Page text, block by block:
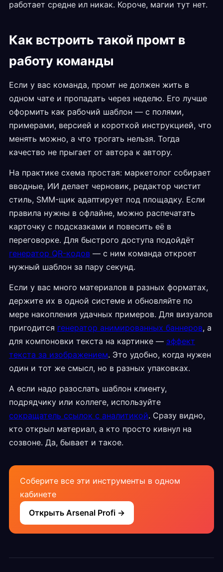
работает средне ил никак. Короче, магии тут нет.
Как встроить такой промт в
работу команды
Если у вас команда, промт не должен жить в
одном чате и пропадать через неделю. Его лучше
оформить как рабочий шаблон — с полями,
примерами, версией и короткой инструкцией, что
менять можно, а что трогать нельзя. Тогда
качество не прыгает от автора к автору.
На практике схема простая: маркетолог собирает
вводные, ИИ делает черновик, редактор чистит
стиль, SMM-щик адаптирует под площадку. Если
правила нужны в офлайне, можно распечатать
карточку с подсказками и повесить её в
переговорке. Для быстрого доступа подойдёт
генератор QR-кодов — с ним команда откроет
нужный шаблон за пару секунд.
Если у вас много материалов в разных форматах,
держите их в одной системе и обновляйте по
мере накопления удачных примеров. Для визуалов
пригодится генератор анимированных баннеров, а
для компоновки текста на картинке — эффект
текста за изображением. Это удобно, когда нужен
один и тот же смысл, но в разных упаковках.
А если надо разослать шаблон клиенту,
подрядчику или коллеге, используйте
сокращатель ссылок с аналитикой. Сразу видно,
кто открыл материал, а кто просто кивнул на
созвоне. Да, бывает и такое.
Соберите все эти инструменты в одном
кабинете
Открыть Arsenal Profi →